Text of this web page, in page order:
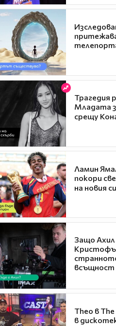
Трагедия
Младата
срещу
Ламин
покори
на новия
Защо Ахил
всъщност
Theo в
в